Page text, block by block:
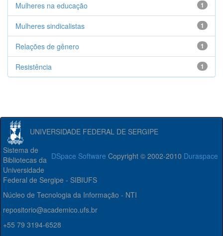
1
Mulheres na educação
1
Mulheres sindicalistas
1
Relações de gênero
1
Resistência
UNIVERSIDADE FEDERAL DE SERGIPE
DSpace Software Copyright © 2002-2010 Duraspace
Sistema de
Bibliotecas da
Universidade
Federal de Sergipe - SIBIUFS
Núcleo de Tecnologia da Informação - NTI
repositorio@academico.ufs.br
+55 79 3194-6528